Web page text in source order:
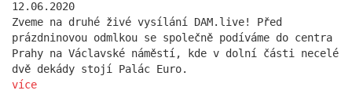
12.06.2020
Zveme na druhé živé vysílání DAM.live! Před
prázdninovou odmlkou se společně podíváme do centra
Prahy na Václavské náměstí, kde v dolní části necelé
dvě dekády stojí Palác Euro.
více